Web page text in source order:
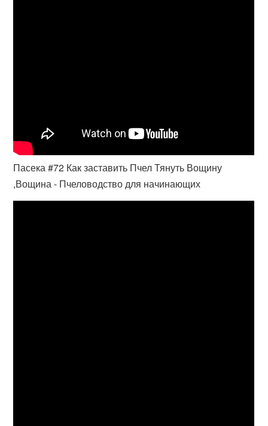
Пасека #72 Как заставить Пчел Тянуть Вощину
,Вощина - Пчеловодство для начинающих